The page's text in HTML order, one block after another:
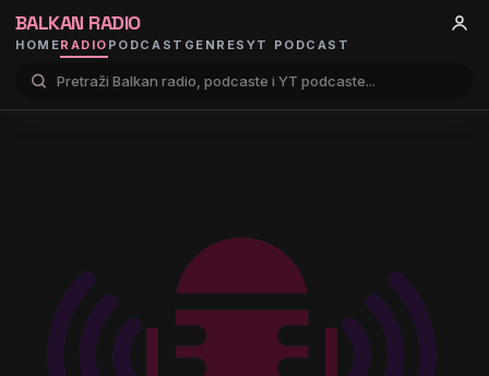
BALKAN RADIO
HOMERADIO PODCAST GENRES YT PODCAST